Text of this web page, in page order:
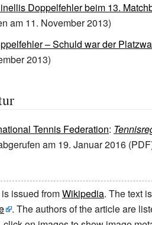
Doppelfehler beim 13.
am 11. November 2013)
– Schuld war der
2013)
Tennis Federation:
am 19. Januar 2016
issued fromWikipedia. The text
. The authors of the article are